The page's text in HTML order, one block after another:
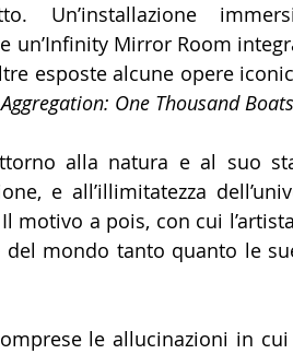
Un’installazione
Mirror Room
esposte alcune opere
Aggregation: One Thousand
alla natura e al suo
e all’illimitatezza
motivo a pois, con cui
mondo tanto quanto le
le allucinazioni in